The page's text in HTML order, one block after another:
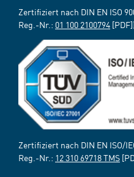
Zertifiziert nach DIN EN ISO
Reg.-Nr.: 01 100 2100794 [PDF])
Zertifiziert nach DIN EN ISO/
Reg.-Nr.: 12 310 69718 TMS